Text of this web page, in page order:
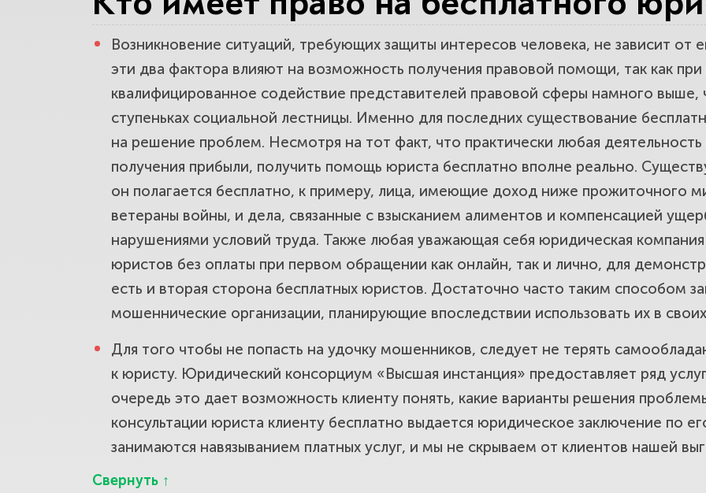
На что обратить внимание при выборе
Возникновение ситуаций, требующих защиты интересов человека, не зависит от
эти два фактора влияют на возможность получения правовой помощи, так как при
квалифицированное содействие представителей правовой сферы намного выше,
ступеньках социальной лестницы. Именно для последних существование
на решение проблем. Несмотря на тот факт, что практически любая деятельность
получения прибыли, получить помощь юриста бесплатно вполне реально.
он полагается бесплатно, к примеру, лица, имеющие доход ниже прожиточного
ветераны войны, и дела, связанные с взысканием алиментов и компенсацией
нарушениями условий труда. Также любая уважающая себя юридическая компания
юристов без оплаты при первом обращении как онлайн, так и лично, для
есть и вторая сторона бесплатных юристов. Достаточно часто таким способом
мошеннические организации, планирующие впоследствии использовать их в своих
Для того чтобы не попасть на удочку мошенников, следует не терять
к юристу. Юридический консорциум «Высшая инстанция» предоставляет ряд
очередь это дает возможность клиенту понять, какие варианты решения
консультации юриста клиенту бесплатно выдается юридическое заключение по
занимаются навязыванием платных услуг, и мы не скрываем от клиентов нашей